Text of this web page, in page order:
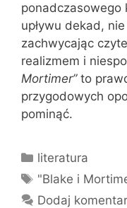
ponadczasowego
upływu dekad,
zachwycając
realizmem i
Mortimer”to
przygodowych
pominąć.
Kategorie
literatura
Tagi
"Blake i
Dodaj